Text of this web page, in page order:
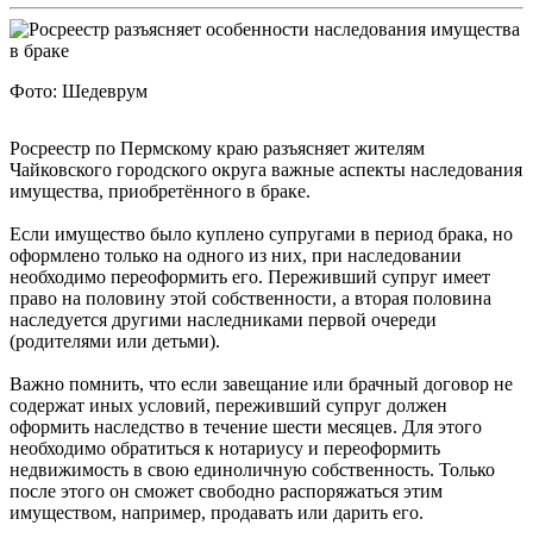
Фото: Шедеврум
Росреестр по Пермскому краю разъясняет жителям
Чайковского городского округа важные аспекты наследования
имущества, приобретённого в браке.
Если имущество было куплено супругами в период брака, но
оформлено только на одного из них, при наследовании
необходимо переоформить его. Переживший супруг имеет
право на половину этой собственности, а вторая половина
наследуется другими наследниками первой очереди
(родителями или детьми).
Важно помнить, что если завещание или брачный договор не
содержат иных условий, переживший супруг должен
оформить наследство в течение шести месяцев. Для этого
необходимо обратиться к нотариусу и переоформить
недвижимость в свою единоличную собственность. Только
после этого он сможет свободно распоряжаться этим
имуществом, например, продавать или дарить его.